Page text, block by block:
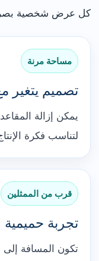
كل عرض شخصية
مساحة مرنة
تصميم يتغير
يمكن إزالة
لتناسب فكرة
قرب من الممثلين
تجربة حميمية
تكون المسافة إلى